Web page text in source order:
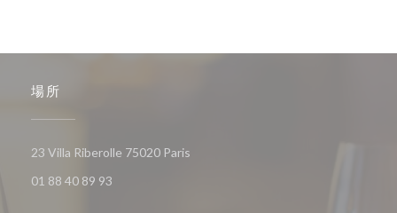
場所
23 Villa Riberolle 75020 Paris
01 88 40 89 93